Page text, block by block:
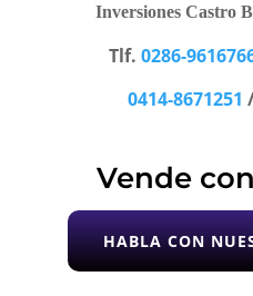
Inversiones Castro
Tlf. 0286-
0414-8671251
Vende
HABLA CON